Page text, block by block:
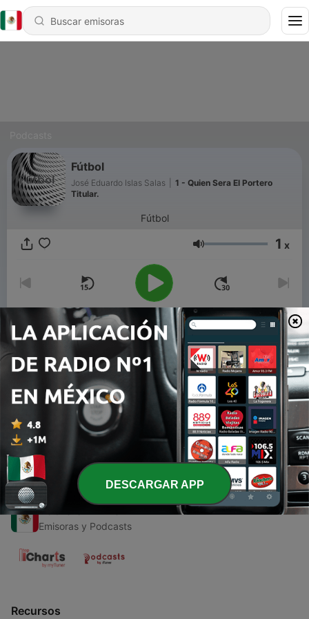
Fútbol
José Eduardo Islas Salas
1 - Quien Sera El Portero
Titular.
Fútbol
Volumen 1 x
00:00
Episodios
1 - Quien Sera El Portero Titular.
02 jun. 2021
Radio en Vivo
Emisoras y Podcasts
Recursos
DESCARGAR APP